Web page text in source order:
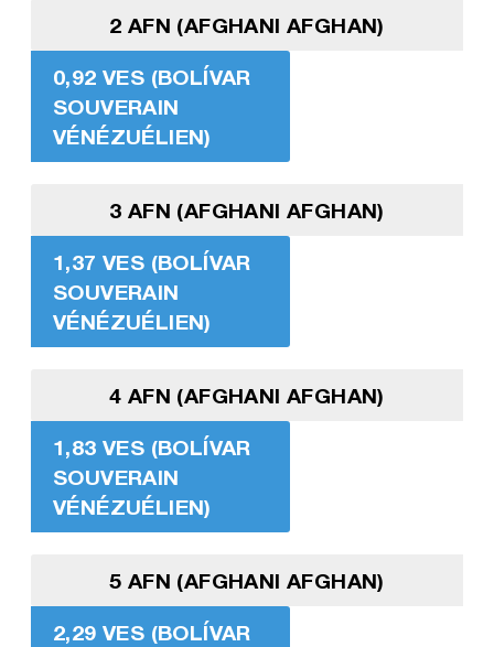
2 AFN (AFGHANI AFGHAN)
0,92 VES (BOLÍVAR
SOUVERAIN
VÉNÉZUÉLIEN)
3 AFN (AFGHANI AFGHAN)
1,37 VES (BOLÍVAR
SOUVERAIN
VÉNÉZUÉLIEN)
4 AFN (AFGHANI AFGHAN)
1,83 VES (BOLÍVAR
SOUVERAIN
VÉNÉZUÉLIEN)
5 AFN (AFGHANI AFGHAN)
2,29 VES (BOLÍVAR